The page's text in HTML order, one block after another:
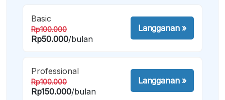
Basic
Rp100.000
Rp50.000/bulan
Langganan»
Professional
Rp100.000
Rp150.000/bulan
Langganan»